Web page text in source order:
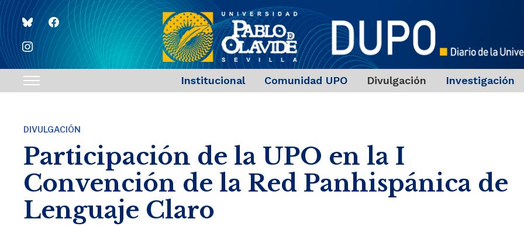
blueskyfacebook
instagram
Toggle
navigation
Institucional Comunidad UPO Divulgación Investigación
DIVULGACIÓN
Participación de la UPO en la I
Convención de la Red Panhispánica de
Lenguaje Claro